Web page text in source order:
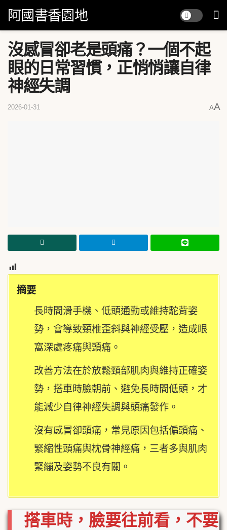
阿國書香園地
沒感冒卻老是頭痛？一個不起
眼的日常習慣，正悄悄讓自律
神經失調
2026-01-31 AA
摘要
長時間滑手機、低頭通勤或維持駝背姿
勢，會導致頸椎歪斜與神經受壓，造成眼
窩深處疼痛與頭痛。
改善方法在於放鬆頸部肌肉與維持正確姿
勢，搭車時臉朝前、避免長時間低頭，才
能減少自律神經失調與頭痛發作。
沒有感冒卻頭痛，常見原因包括偏頭痛、
緊縮性頭痛與枕骨神經痛，三者多與肌肉
緊繃及姿勢不良有關。
搭車時，臉要往前看，不要